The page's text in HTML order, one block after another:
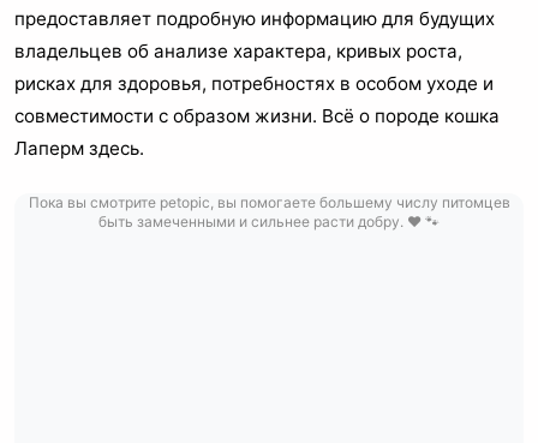
предоставляет подробную информацию для будущих
владельцев об анализе характера, кривых роста,
рисках для здоровья, потребностях в особом уходе и
совместимости с образом жизни. Всё о породе кошка
Лаперм здесь.
Пока вы смотрите petopic, вы помогаете большему числу питомцев
быть замеченными и сильнее расти добру. ❤️ 🐾